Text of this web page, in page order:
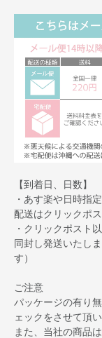
【到着日、日数】
・あす楽や日時指
配送はクリックポス
・クリックポスト
同封し発送いたし
す）
ご注意
パッケージの有り
ェックをさせて頂
また、当社の商品